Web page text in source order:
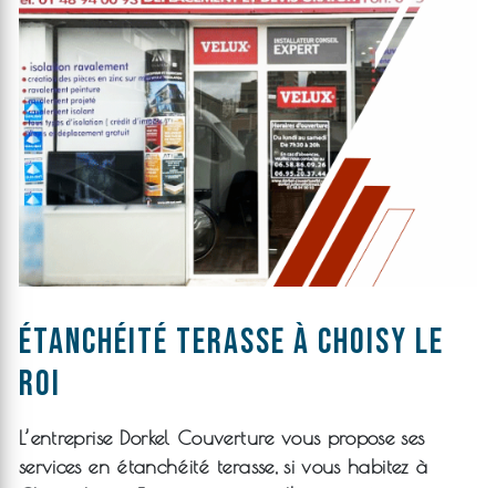
étanchéité terasse à Choisy le
roi
L’entreprise Dorkel Couverturevous propose ses
services en étanchéité terasse, si vous habitez à